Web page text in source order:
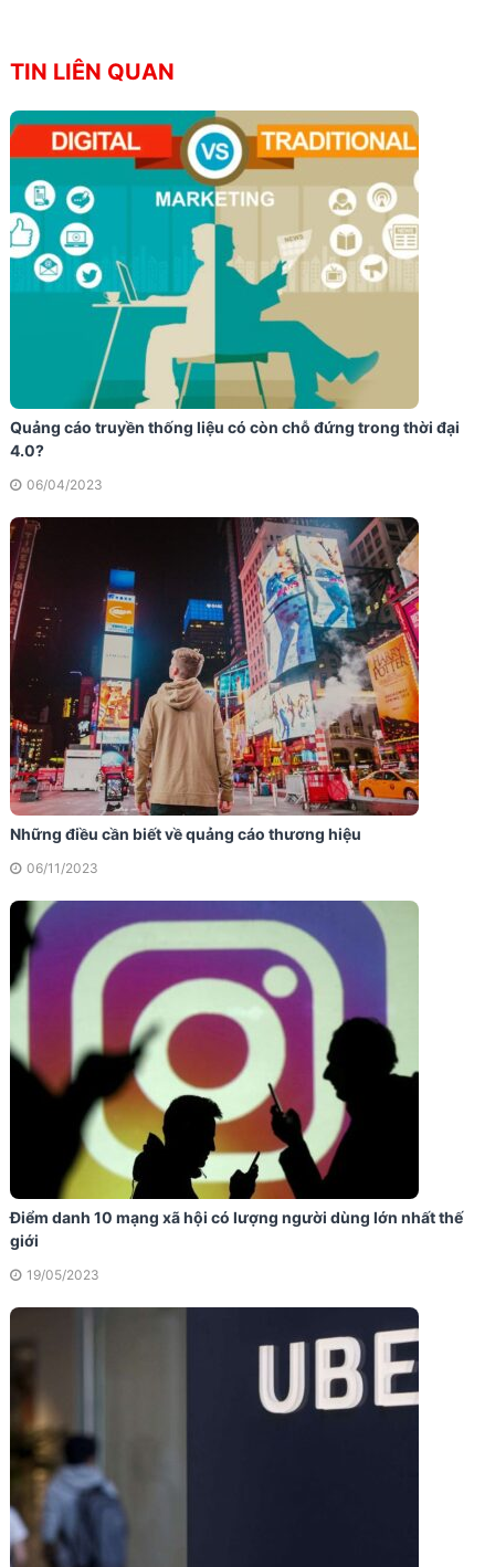
TIN LIÊN QUAN
Quảng cáo truyền thống liệu có còn chỗ đứng trong thời đại
4.0?
06/04/2023
Những điều cần biết về quảng cáo thương hiệu
06/11/2023
Điểm danh 10 mạng xã hội có lượng người dùng lớn nhất thế
giới
19/05/2023